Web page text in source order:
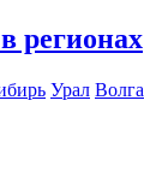
регионах
Урал Волга